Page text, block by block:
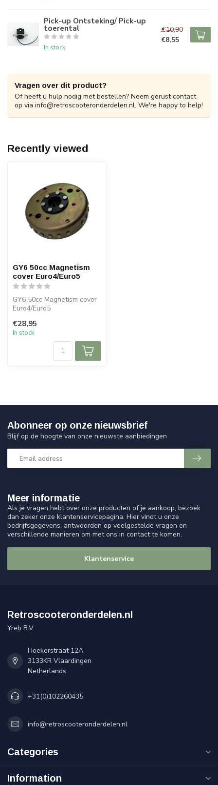
Pick-up Ontsteking/ Pick-up
toerental
In stock
€10,90
€8,55
Vragen over dit product?
Of heeft u hulp nodig met bestellen? Neem gerust contact
op via info@retroscooteronderdelen.nl. We're happy to help!
Recently viewed
GY6 50cc Magnetism
cover Euro4/Euro5
GY6 50cc Magnetism cover
Euro4/Euro5
€28,95
In stock
Meer informatie
Als je vragen hebt over onze producten of je aankoop, bezoek
dan zeker onze klantenservicepagina. Hier vindt u onze
bedrijfsgegevens, antwoorden op veelgestelde vragen en
verschillende manieren om met ons in contact te komen.
Klantenservice
Abonneer op onze nieuwsbrief
Blijf op de hoogte van onze nieuwste aanbiedingen
Retroscooteronderdelen.nl
Yreb B.V.
Hoekerstraat 12A
3133KR Vlaardingen
Netherlands
+31(0)102260435
info@retroscooteronderdelen.nl
Categories
Information